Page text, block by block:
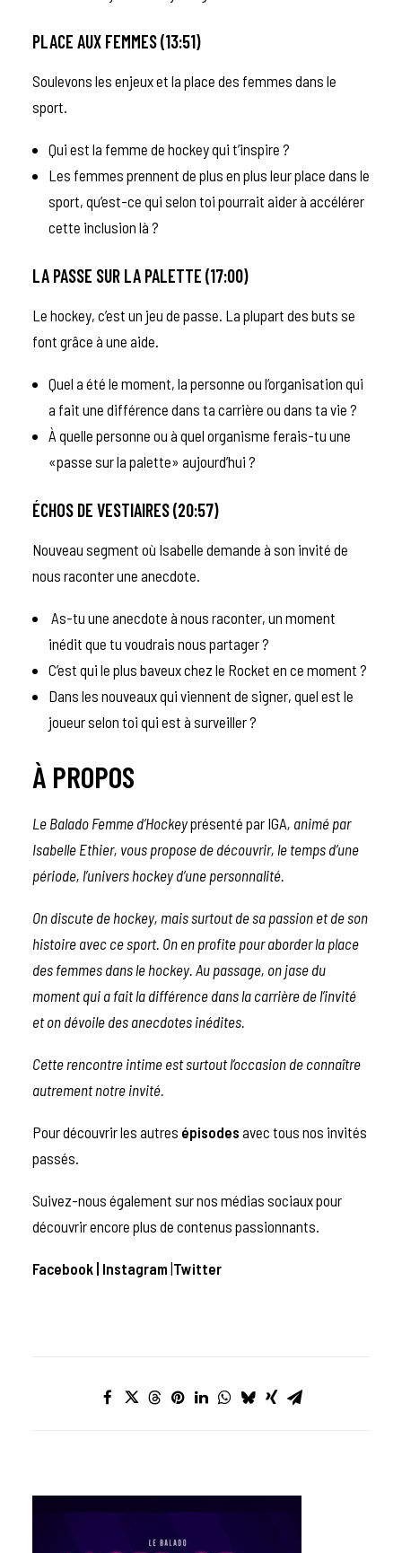
PLACE AUX FEMMES (13:51)
Soulevons les enjeux et la place des femmes dans le
sport.
Qui est la femme de hockey qui t’inspire ?
Les femmes prennent de plus en plus leur place dans le
sport, qu’est-ce qui selon toi pourrait aider à accélérer
cette inclusion là ?
LA PASSE SUR LA PALETTE (17:00)
Le hockey, c’est un jeu de passe. La plupart des buts se
font grâce à une aide.
Quel a été le moment, la personne ou l’organisation qui
a fait une différence dans ta carrière ou dans ta vie ?
À quelle personne ou à quel organisme ferais-tu une
«passe sur la palette» aujourd’hui ?
ÉCHOS DE VESTIAIRES (20:57)
Nouveau segment où Isabelle demande à son invité de
nous raconter une anecdote.
As-tu une anecdote à nous raconter, un moment
inédit que tu voudrais nous partager ?
C’est qui le plus baveux chez le Rocket en ce moment ?
Dans les nouveaux qui viennent de signer, quel est le
joueur selon toi qui est à surveiller ?
À PROPOS
Le Balado Femme d’Hockeyprésenté par IGA, animé par
Isabelle Ethier, vous propose de découvrir, le temps d’une
période, l’univers hockey d’une personnalité.
On discute de hockey, mais surtout de sa passion et de son
histoire avec ce sport. On en profite pour aborder la place
des femmes dans le hockey. Au passage, on jase du
moment qui a fait la différence dans la carrière de l’invité
et on dévoile des anecdotes inédites.
Cette rencontre intime est surtout l’occasion de connaître
autrement notre invité.
Pour découvrir les autres épisodes avec tous nos invités
passés.
Suivez-nous également sur nos médias sociaux pour
découvrir encore plus de contenus passionnants.
Facebook | Instagram |Twitter